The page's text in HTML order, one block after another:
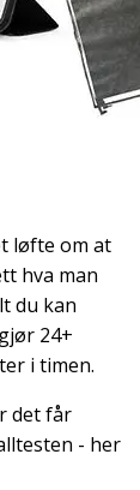
løfte om at
hva man
du kan
24+
i timen.
det får
- her